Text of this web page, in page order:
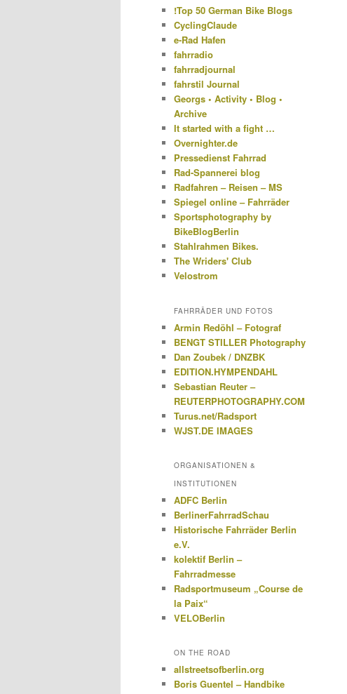
!Top 50 German Bike Blogs
CyclingClaude
e-Rad Hafen
fahrradio
fahrradjournal
fahrstil Journal
Georgs • Activity • Blog •
Archive
It started with a fight …
Overnighter.de
Pressedienst Fahrrad
Rad-Spannerei blog
Radfahren – Reisen – MS
Spiegel online – Fahrräder
Sportsphotography by
BikeBlogBerlin
Stahlrahmen Bikes.
The Wriders' Club
Velostrom
FAHRRÄDER UND FOTOS
Armin Redöhl – Fotograf
BENGT STILLER Photography
Dan Zoubek / DNZBK
EDITION.HYMPENDAHL
Sebastian Reuter –
REUTERPHOTOGRAPHY.COM
Turus.net/Radsport
WJST.DE IMAGES
ORGANISATIONEN &
INSTITUTIONEN
ADFC Berlin
BerlinerFahrradSchau
Historische Fahrräder Berlin
e.V.
kolektif Berlin –
Fahrradmesse
Radsportmuseum „Course de
la Paix“
VELOBerlin
ON THE ROAD
allstreetsofberlin.org
Boris Guentel – Handbike